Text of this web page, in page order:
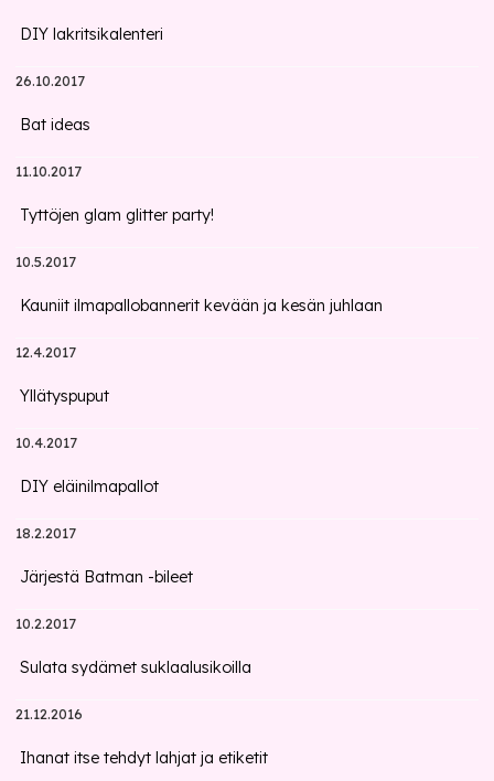
DIY lakritsikalenteri
26.10.2017
Bat ideas
11.10.2017
Tyttöjen glam glitter party!
10.5.2017
Kauniit ilmapallobannerit kevään ja kesän juhlaan
12.4.2017
Yllätyspuput
10.4.2017
DIY eläinilmapallot
18.2.2017
Järjestä Batman -bileet
10.2.2017
Sulata sydämet suklaalusikoilla
21.12.2016
Ihanat itse tehdyt lahjat ja etiketit